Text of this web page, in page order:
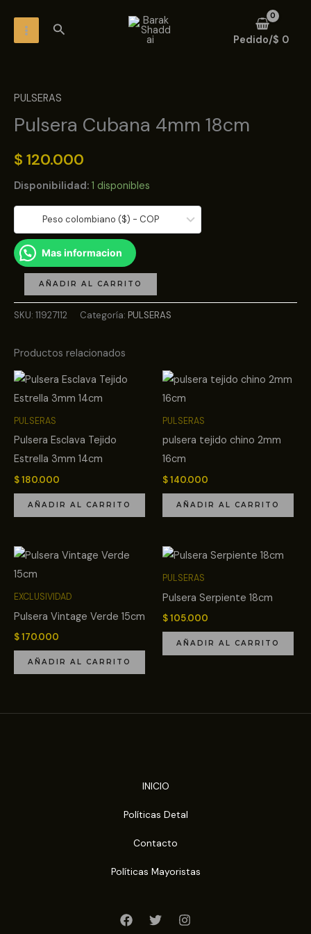
contenidoMENU
Buscar
Pedido/$ 0
PULSERAS
Pulsera Cubana 4mm 18cm
$ 120.000
Disponibilidad: 1 disponibles
Peso colombiano ($) - COP
Mas informacion
4mm
18cm
AÑADIR AL CARRITO
SKU: 11927112 Categoría: PULSERAS
Productos relacionados
PULSERAS
Pulsera Esclava Tejido
Estrella 3mm 14cm
$180.000
AÑADIR AL CARRITO
PULSERAS
pulsera tejido chino 2mm
16cm
$140.000
AÑADIR AL CARRITO
EXCLUSIVIDAD
Pulsera Vintage Verde 15cm
$170.000
AÑADIR AL CARRITO
PULSERAS
Pulsera Serpiente 18cm
$105.000
AÑADIR AL CARRITO
INICIO
Políticas Detal
Contacto
Políticas Mayoristas